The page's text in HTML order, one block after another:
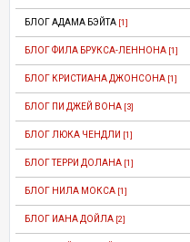
БЛОГ АДАМА БЭЙТА [1]
БЛОГ ФИЛА БРУКСА-ЛЕННОНА [1]
БЛОГ КРИСТИАНА ДЖОНСОНА [1]
БЛОГ ПИ ДЖЕЙ ВОНА [3]
БЛОГ ЛЮКА ЧЕНДЛИ [1]
БЛОГ ТЕРРИ ДОЛАНА [1]
БЛОГ НИЛА МОКСА [1]
БЛОГ ИАНА ДОЙЛА [2]